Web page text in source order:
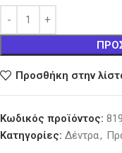
Προσθήκη στην
Κωδικός προϊόντος:
Κατηγορίες: Δέντρα,